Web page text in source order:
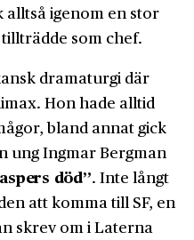
alltså igenom en stor
som chef.
dramaturgi där
Hon hade alltid
bland annat gick
ung Ingmar Bergman
död”. Inte långt
att komma till SF, en
skrev om i Laterna